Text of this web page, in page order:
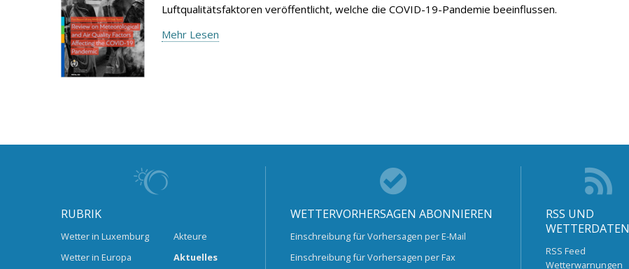
Luftqualitätsfaktoren veröffentlicht, welche die COVID-19-Pandemie beeinflussen.
Mehr Lesen
RUBRIK
Wetter in Luxemburg
Wetter in Europa
Akteure
Aktuelles
WETTERVORHERSAGEN ABONNIEREN
Einschreibung für Vorhersagen per E-Mail
Einschreibung für Vorhersagen per Fax
RSS UND
WETTERDATEN
RSS Feed
Wetterwarnungen